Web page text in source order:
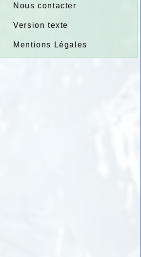
Nous contacter
Version texte
Mentions Légales